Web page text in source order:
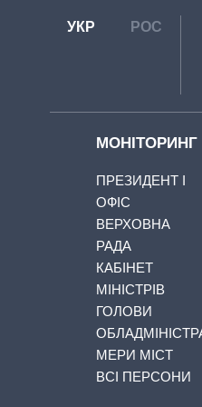
УКР РОС
МОНІТОРИНГ
ПРЕЗИДЕНТ І
ОФІС
ВЕРХОВНА
РАДА
КАБІНЕТ
МІНІСТРІВ
ГОЛОВИ
МЕРИ МІСТ
ВСІ ПЕРСОНИ